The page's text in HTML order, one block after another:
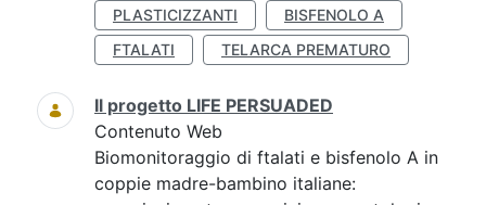
PLASTICIZZANTI
BISFENOLO A
FTALATI
TELARCA PREMATURO
Il progetto LIFE PERSUADED
Contenuto Web
Biomonitoraggio di ftalati e bisfenolo A in
coppie madre-bambino italiane: